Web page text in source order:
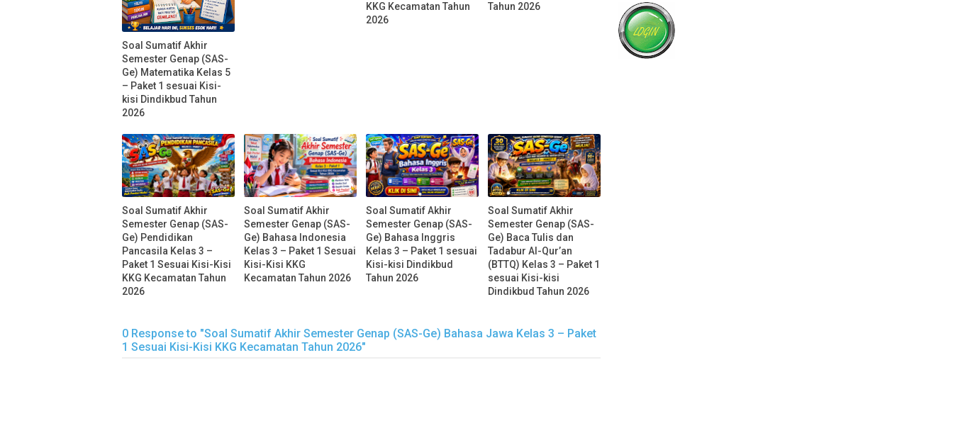
Soal Sumatif Akhir
Semester Genap (SAS-
Ge) Matematika Kelas 5
– Paket 1 sesuai Kisi-
kisi Dindikbud Tahun
2026
KKG Kecamatan Tahun
2026
Tahun 2026
Soal Sumatif Akhir
Semester Genap (SAS-
Ge) Pendidikan
Pancasila Kelas 3 –
Paket 1 Sesuai Kisi-Kisi
KKG Kecamatan Tahun
2026
Soal Sumatif Akhir
Semester Genap (SAS-
Ge) Bahasa Indonesia
Kelas 3 – Paket 1 Sesuai
Kisi-Kisi KKG
Kecamatan Tahun 2026
Soal Sumatif Akhir
Semester Genap (SAS-
Ge) Bahasa Inggris
Kelas 3 – Paket 1 sesuai
Kisi-kisi Dindikbud
Tahun 2026
Soal Sumatif Akhir
Semester Genap (SAS-
Ge) Baca Tulis dan
Tadabur Al-Qur’an
(BTTQ) Kelas 3 – Paket 1
sesuai Kisi-kisi
Dindikbud Tahun 2026
0 Response to "Soal Sumatif Akhir Semester Genap (SAS-Ge) Bahasa Jawa Kelas 3 – Paket
1 Sesuai Kisi-Kisi KKG Kecamatan Tahun 2026"